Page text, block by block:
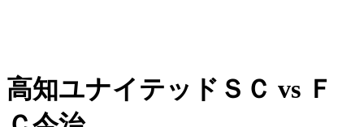
高知ユナイテッドＳＣ vs Ｆ